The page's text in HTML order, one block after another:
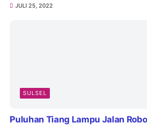
JULI 25, 2022
SULSEL
Puluhan Tiang Lampu Jalan